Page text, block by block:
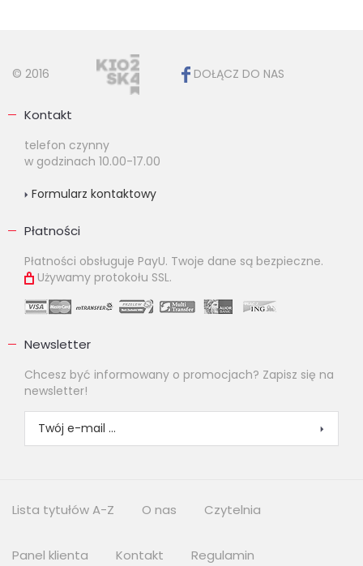
© 2016 DOŁĄCZ DO NAS
Kontakt
telefon czynny
w godzinach 10.00-17.00
Formularz kontaktowy
Płatności
Płatności obsługuje PayU. Twoje dane są bezpieczne.
Używamy protokołu SSL.
Newsletter
Chcesz być informowany o promocjach? Zapisz się na
newsletter!
Lista tytułów A-Z O nas Czytelnia
Panel klienta Kontakt Regulamin